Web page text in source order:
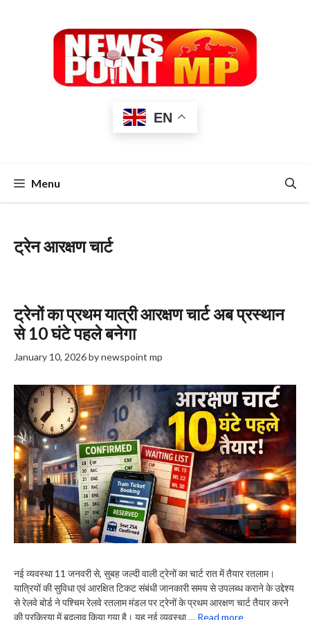
EN
Menu
ट्रेन आरक्षण चार्ट
ट्रेनों का प्रथम यात्री आरक्षण चार्ट अब प्रस्थान
से 10 घंटे पहले बनेगा
January 10, 2026bynewspoint mp
नई व्‍यवस्‍था 11 जनवरी से, सुबह जल्दी वाली ट्रेनों का चार्ट रात में तैयार रतलाम।
यात्रियों की सुविधा एवं आरक्षित टिकट संबंधी जानकारी समय से उपलब्ध कराने के उद्देश्य
से रेलवे बोर्ड ने पश्चिम रेलवे रतलाम मंडल पर ट्रेनों के प्रथम आरक्षण चार्ट तैयार करने
की प्रक्रिया में बदलाव किया गया है। यह नई व्यवस्था … Read more